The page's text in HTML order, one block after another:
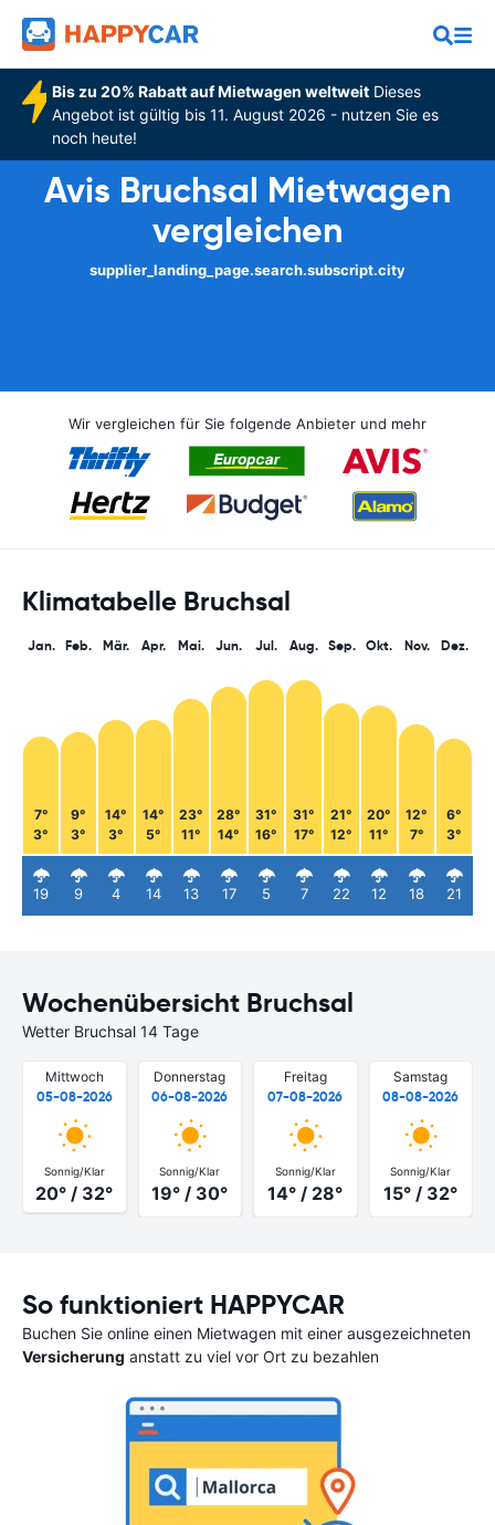
Bis zu 20% Rabatt auf Mietwagen weltweitDieses
Angebot ist gültig bis 11. August 2026 - nutzen Sie es
noch heute!
Avis Bruchsal Mietwagen
vergleichen
supplier_landing_page.search.subscript.city
Wir vergleichen für Sie folgende Anbieter und mehr
Klimatabelle Bruchsal
Jan.
7°
3°
19
Feb.
9°
3°
9
Mär.
14°
3°
4
Apr.
14°
5°
14
Mai.
23°
11°
13
Jun.
28°
14°
17
Jul.
31°
16°
5
Aug.
31°
17°
7
Sep.
21°
12°
22
Okt.
20°
11°
12
Nov.
12°
7°
18
Dez.
6°
3°
21
Wochenübersicht Bruchsal
Wetter Bruchsal 14 Tage
Mittwoch
05-08-2026
Sonnig/Klar
20° / 32°
Donnerstag
06-08-2026
Sonnig/Klar
19° / 30°
Freitag
07-08-2026
Sonnig/Klar
14° / 28°
Samstag
08-08-2026
Sonnig/Klar
15° / 32°
So funktioniert HAPPYCAR
Buchen Sie online einen Mietwagen mit einer ausgezeichneten
Versicherung anstatt zu viel vor Ort zu bezahlen